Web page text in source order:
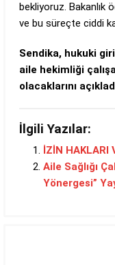
bekliyoruz. Bakanlık
ve bu süreçte ciddi
Sendika, hukuki
aile hekimliği
olacaklarını
İlgili Yazılar:
İZİN HAKLARI
Aile Sağlığı
Yönergesi”